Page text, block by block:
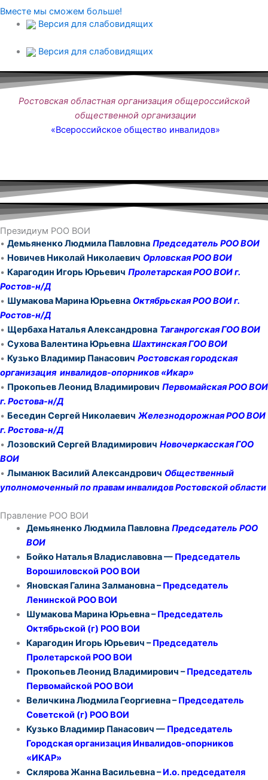
Вместе мы сможем больше!
Версия для слабовидящих
Версия для слабовидящих
Ростовская областная организация общероссийской
общественной организации
«Всероссийское общество инвалидов»
Президиум РОО ВОИ
• Демьяненко Людмила Павловна Председатель РОО ВОИ
• Новичев Николай Николаевич Орловская РОО ВОИ
• Карагодин Игорь Юрьевич Пролетарская РОО ВОИ г.
Ростов-н/Д
• Шумакова Марина Юрьевна Октябрьская РОО ВОИ г.
Ростов-н/Д
• Щербаха Наталья Александровна Таганрогская ГОО ВОИ
• Сухова Валентина Юрьевна Шахтинская ГОО ВОИ
• Кузько Владимир Панасович Ростовская городская
организация инвалидов-опорников «Икар»
• Прокопьев Леонид Владимирович Первомайская РОО ВОИ
г. Ростова-н/Д
• Беседин Сергей Николаевич Железнодорожная РОО ВОИ
г. Ростова-н/Д
• Лозовский Сергей Владимирович Новочеркасская ГОО
ВОИ
• Лыманюк Василий Александрович Общественный
уполномоченный по правам инвалидов Ростовской области
Правление РОО ВОИ
Демьяненко Людмила Павловна Председатель РОО
ВОИ
Бойко Наталья Владиславовна — Председатель
Ворошиловской РОО ВОИ
Яновская Галина Залмановна –Председатель
Ленинской РОО ВОИ
Шумакова Марина Юрьевна –Председатель
Октябрьской (г) РОО ВОИ
Карагодин Игорь Юрьевич –Председатель
Пролетарской РОО ВОИ
Прокопьев Леонид Владимирович –Председатель
Первомайской РОО ВОИ
Величкина Людмила Георгиевна –Председатель
Советской (г) РОО ВОИ
Кузько Владимир Панасович — Председатель
Городская организация Инвалидов-опорников
«ИКАР»
Склярова Жанна Васильевна –И.о. председателя